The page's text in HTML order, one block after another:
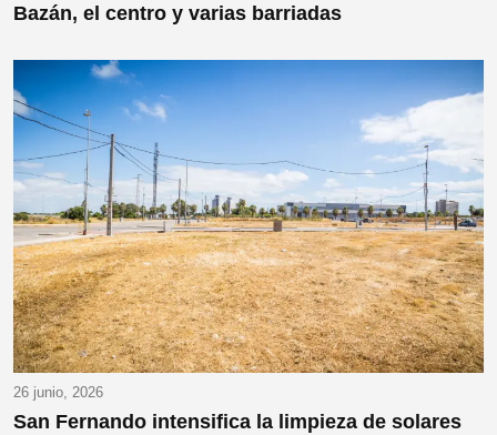
Bazán, el centro y varias barriadas
26 junio, 2026
San Fernando intensifica la limpieza de solares